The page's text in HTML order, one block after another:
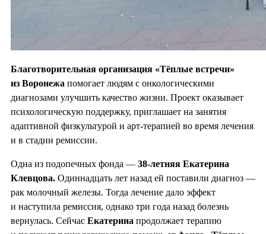
Благотворительная организация «Тёплые встречи»
из Воронежа помогает людям с онкологическими
диагнозами улучшить качество жизни. Проект оказывает
психологическую поддержку, приглашает на занятия
адаптивной физкультурой и арт-терапией во время лечения
и в стадии ремиссии.
Одна из подопечных фонда — 38-летняя Екатерина
Клевцова. Одиннадцать лет назад ей поставили диагноз —
рак молочный железы. Тогда лечение дало эффект
и наступила ремиссия, однако три года назад болезнь
вернулась. Сейчас Екатерина продолжает терапию